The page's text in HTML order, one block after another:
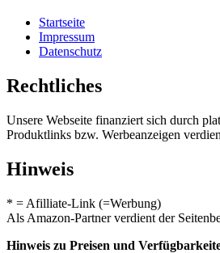
Startseite
Impressum
Datenschutz
Rechtliches
Unsere Webseite finanziert sich durch
Produktlinks bzw. Werbeanzeigen
Hinweis
* = Afilliate-Link (=Werbung)
Als Amazon-Partner verdient der
Hinweis zu Preisen und